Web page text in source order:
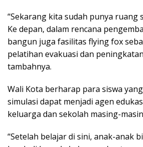
“Sekarang kita sudah punya ruang
Ke depan, dalam rencana
bangun juga fasilitas flying fox
pelatihan evakuasi dan
tambahnya.
Wali Kota berharap para siswa
simulasi dapat menjadi agen
keluarga dan sekolah masing-
“Setelah belajar di sini, anak-anak